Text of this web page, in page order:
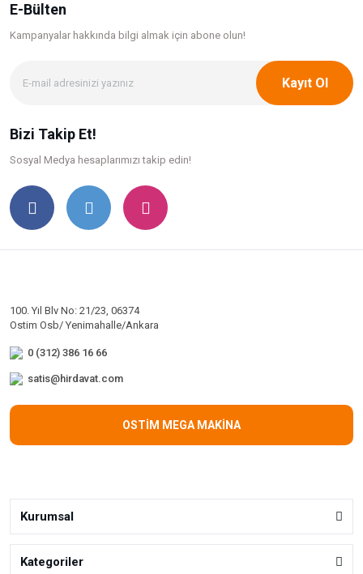
E-Bülten
Kampanyalar hakkında bilgi almak için abone olun!
Kayıt Ol
Bizi Takip Et!
Sosyal Medya hesaplarımızı takip edin!
100. Yıl Blv No: 21/23, 06374
Ostim Osb/ Yenimahalle/Ankara
0 (312) 386 16 66
satis@hirdavat.com
OSTİM MEGA MAKİNA
Kurumsal
Kategoriler